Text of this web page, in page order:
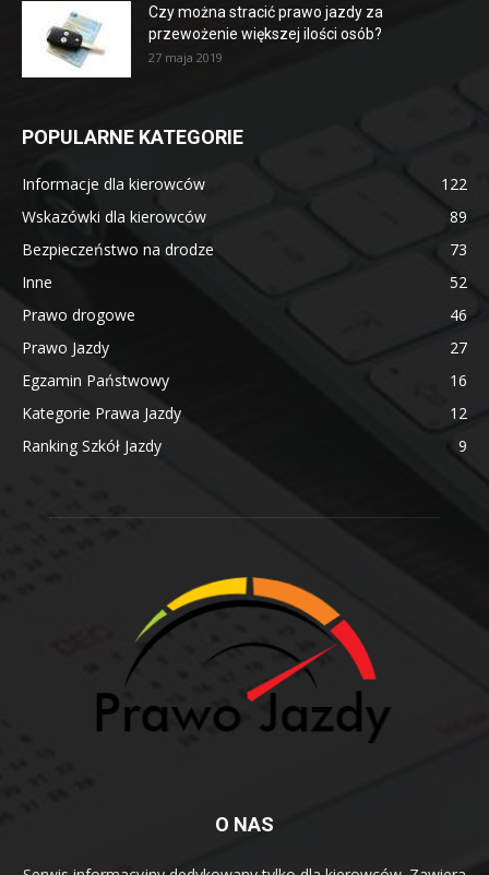
Czy można stracić prawo jazdy za
przewożenie większej ilości osób?
27 maja 2019
POPULARNE KATEGORIE
Informacje dla kierowców
122
Wskazówki dla kierowców
89
Bezpieczeństwo na drodze
73
Inne
52
Prawo drogowe
46
Prawo Jazdy
27
Egzamin Państwowy
16
Kategorie Prawa Jazdy
12
Ranking Szkół Jazdy
9
O NAS